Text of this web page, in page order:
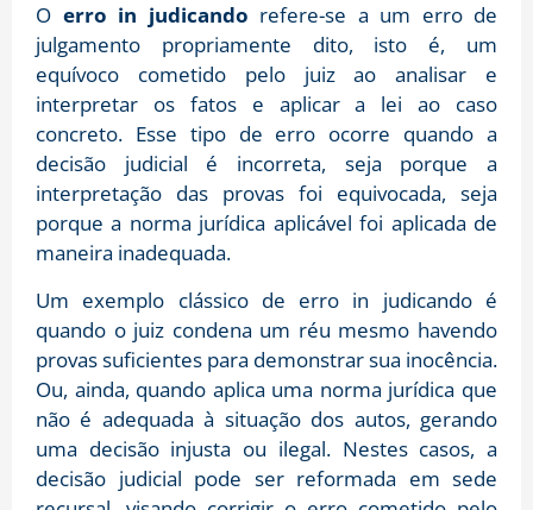
O erro in judicando refere-se a um erro de
julgamento propriamente dito, isto é, um
equívoco cometido pelo juiz ao analisar e
interpretar os fatos e aplicar a lei ao caso
concreto. Esse tipo de erro ocorre quando a
decisão judicial é incorreta, seja porque a
interpretação das provas foi equivocada, seja
porque a norma jurídica aplicável foi aplicada de
maneira inadequada.
Um exemplo clássico de erro in judicando é
quando o juiz condena um réu mesmo havendo
provas suficientes para demonstrar sua inocência.
Ou, ainda, quando aplica uma norma jurídica que
não é adequada à situação dos autos, gerando
uma decisão injusta ou ilegal. Nestes casos, a
decisão judicial pode ser reformada em sede